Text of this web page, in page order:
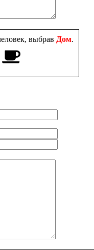
выбрав Дом.